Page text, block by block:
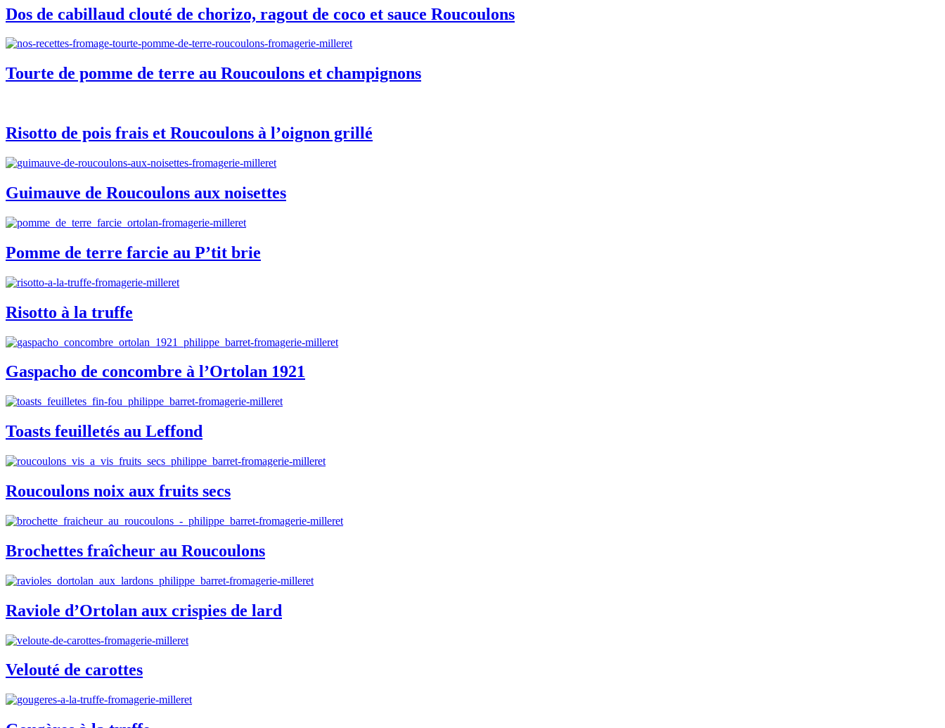
Dos de cabillaud clouté de chorizo, ragout de coco et sauce Roucoulons
Tourte de pomme de terre au Roucoulons et champignons
Risotto de pois frais et Roucoulons à l’oignon grillé
Guimauve de Roucoulons aux noisettes
Pomme de terre farcie au P’tit brie
Risotto à la truffe
Gaspacho de concombre à l’Ortolan 1921
Toasts feuilletés au Leffond
Roucoulons noix aux fruits secs
Brochettes fraîcheur au Roucoulons
Raviole d’Ortolan aux crispies de lard
Velouté de carottes